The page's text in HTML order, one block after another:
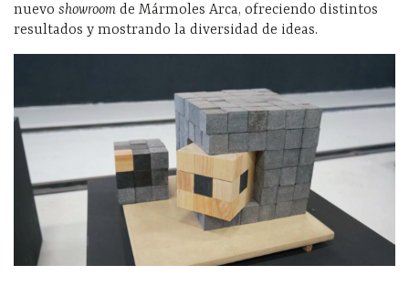
nuevo showroom de Mármoles Arca, ofreciendo distintos
resultados y mostrando la diversidad de ideas.